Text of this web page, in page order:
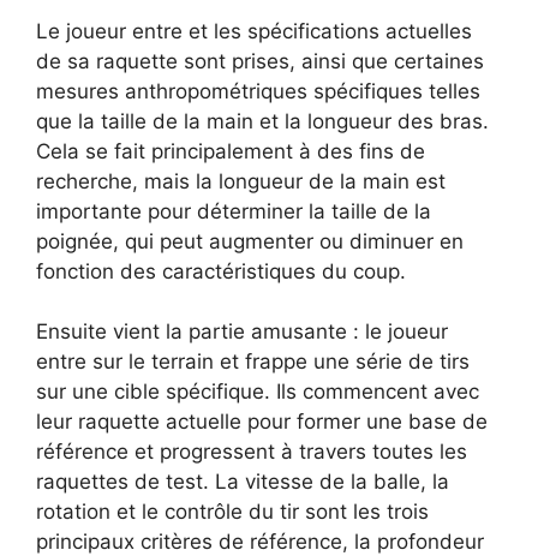
Le joueur entre et les spécifications actuelles
de sa raquette sont prises, ainsi que certaines
mesures anthropométriques spécifiques telles
que la taille de la main et la longueur des bras.
Cela se fait principalement à des fins de
recherche, mais la longueur de la main est
importante pour déterminer la taille de la
poignée, qui peut augmenter ou diminuer en
fonction des caractéristiques du coup.
Ensuite vient la partie amusante : le joueur
entre sur le terrain et frappe une série de tirs
sur une cible spécifique. Ils commencent avec
leur raquette actuelle pour former une base de
référence et progressent à travers toutes les
raquettes de test. La vitesse de la balle, la
rotation et le contrôle du tir sont les trois
principaux critères de référence, la profondeur